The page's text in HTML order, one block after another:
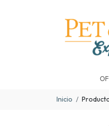
Inicio